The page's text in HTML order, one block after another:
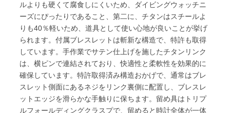
ルよりも硬くて腐食しにくいため、ダイビングウォッチニ
ーズにぴったりであること、第二に、チタンはスチールよ
りも40％軽いため、道具として使い心地が良いことが挙げ
られます。付属ブレスレットは斬新な構造で、特許も取得
しています。手作業でサテン仕上げを施したチタンリンク
は、横ピンで連結されており、快適性と柔軟性を効果的に
確保しています。特許取得済み構造おかげで、通常はブレ
スレット側面にあるネジをリンク裏側に配置し、ブレスレ
ットエッジを滑らかな手触りに保ちます。留め具はトリプ
ルフォールディングクラスプで、留めると時計全体が一体